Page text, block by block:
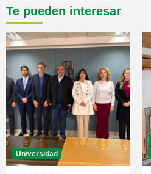
Te pueden interesar
Universidad